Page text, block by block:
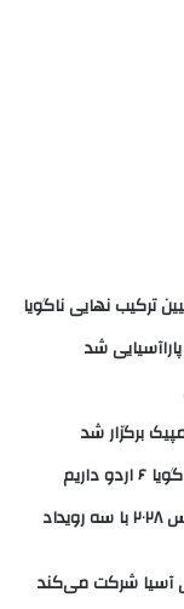
ترکیب نهایی ناگویا
شد
برگزار شد
آغاز مسیر کسب سهمیه پاراتیراندازی لس آنجلس ۲۰۲۸ با سه رویداد
آسیا شرکت می‌کند